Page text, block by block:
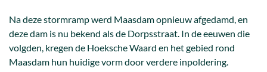
Na deze stormramp werd Maasdam opnieuw afgedamd, en
deze dam is nu bekend als de Dorpsstraat. In de eeuwen die
volgden, kregen de Hoeksche Waard en het gebied rond
Maasdam hun huidige vorm door verdere inpoldering.